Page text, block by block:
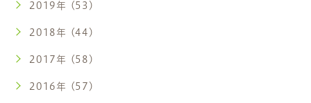
2019年 (53)
2018年 (44)
2017年 (58)
2016年 (57)